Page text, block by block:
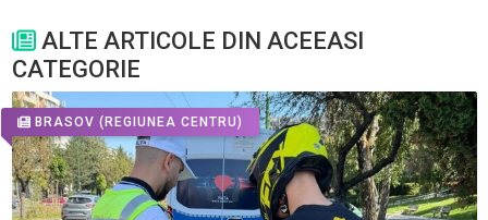
ALTE ARTICOLE DIN ACEEASI
CATEGORIE
BRASOV (REGIUNEA CENTRU)